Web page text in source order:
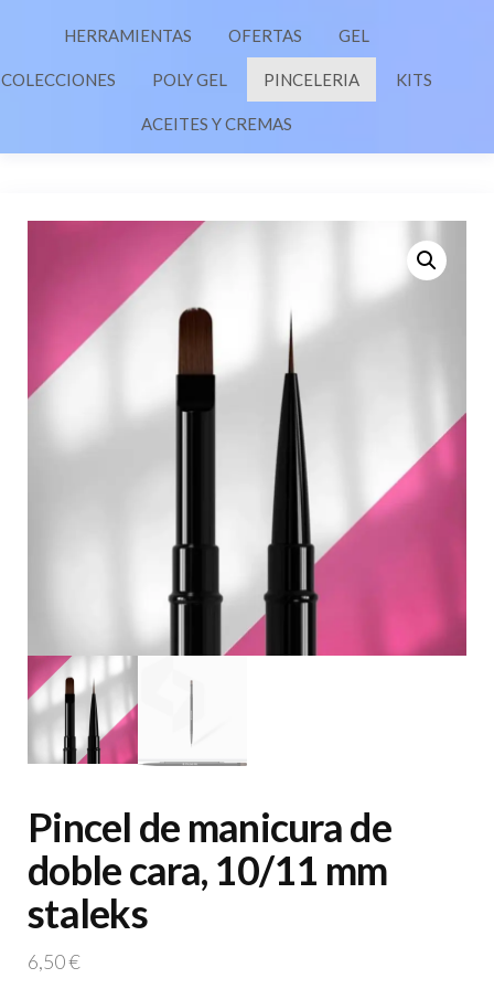
HERRAMIENTAS OFERTAS GEL
COLECCIONES POLY GEL PINCELERIA KITS
ACEITES Y CREMAS
Pincel de manicura de
doble cara, 10/11 mm
staleks
6,50€